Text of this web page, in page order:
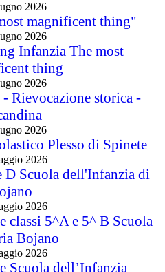
2026
magnificent thing"
2026
Infanzia The most
thing
2026
Rievocazione storica -
2026
Plesso di Spinete
2026
D Scuola dell'Infanzia di
2026
classi 5^A e 5^ B Scuola
Bojano
2026
Scuola dell’Infanzia